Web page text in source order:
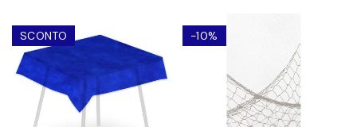
SCONTO -10%